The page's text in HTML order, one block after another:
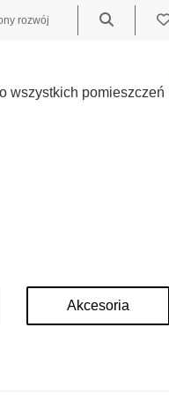
rozwój
wszystkich pomieszczeń
Akcesoria